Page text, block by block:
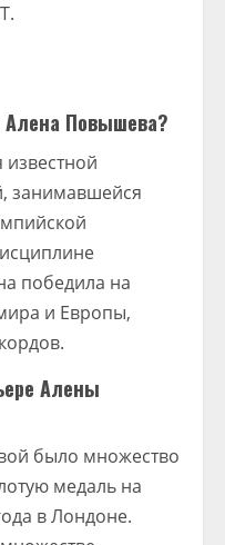
Алена Повышева?
занимавшейся
победила на
и Европы,
Алены
было множество
медаль на
в Лондоне.